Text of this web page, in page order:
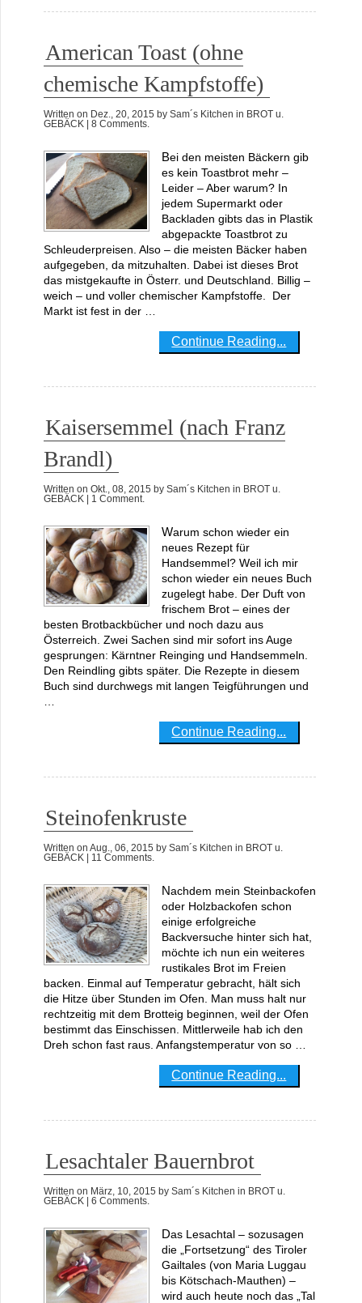
American Toast (ohne
chemische Kampfstoffe)
Written on Dez., 20, 2015 by Sam´s Kitchen in BROT u.
GEBÄCK
| 8 Comments.
Bei den meisten Bäckern gib
es kein Toastbrot mehr –
Leider – Aber warum? In
jedem Supermarkt oder
Backladen gibts das in Plastik
abgepackte Toastbrot zu
Schleuderpreisen. Also – die meisten Bäcker haben
aufgegeben, da mitzuhalten. Dabei ist dieses Brot
das mistgekaufte in Österr. und Deutschland. Billig –
weich – und voller chemischer Kampfstoffe. Der
Markt ist fest in der …
Continue Reading...
Kaisersemmel (nach Franz
Brandl)
Written on Okt., 08, 2015 by Sam´s Kitchen in BROT u.
GEBÄCK
| 1 Comment.
Warum schon wieder ein
neues Rezept für
Handsemmel? Weil ich mir
schon wieder ein neues Buch
zugelegt habe. Der Duft von
frischem Brot – eines der
besten Brotbackbücher und noch dazu aus
Österreich. Zwei Sachen sind mir sofort ins Auge
gesprungen: Kärntner Reinging und Handsemmeln.
Den Reindling gibts später. Die Rezepte in diesem
Buch sind durchwegs mit langen Teigführungen und
Continue Reading...
Steinofenkruste
Written on Aug., 06, 2015 by Sam´s Kitchen in BROT u.
GEBÄCK
| 11 Comments.
Nachdem mein Steinbackofen
oder Holzbackofen schon
einige erfolgreiche
Backversuche hinter sich hat,
möchte ich nun ein weiteres
rustikales Brot im Freien
backen. Einmal auf Temperatur gebracht, hält sich
die Hitze über Stunden im Ofen. Man muss halt nur
rechtzeitig mit dem Brotteig beginnen, weil der Ofen
bestimmt das Einschissen. Mittlerweile hab ich den
Dreh schon fast raus. Anfangstemperatur von so …
Continue Reading...
Lesachtaler Bauernbrot
Written on März, 10, 2015 by Sam´s Kitchen in BROT u.
GEBÄCK
| 6 Comments.
Das Lesachtal – sozusagen
die „Fortsetzung“ des Tiroler
Gailtales (von Maria Luggau
bis Kötschach-Mauthen) –
wird auch heute noch das „Tal